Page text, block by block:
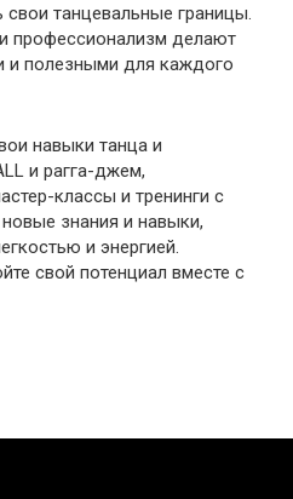
танцевальные границы.
профессионализм делают
и полезными для каждого
навыки танца и
и рагга-джем,
классы и тренинги с
знания и навыки,
и энергией.
свой потенциал вместе с